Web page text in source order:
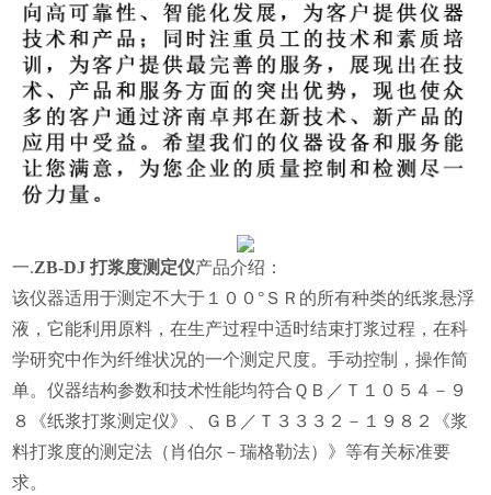
一.ZB-DJ 打浆度测定仪产品介绍：
该仪器适用于测定不大于１００ °ＳＲ的所有种类的纸浆悬浮
液，它能利用原料，在生产过程中适时结束打浆过程，在科
学研究中作为纤维状况的一个测定尺度。手动控制，操作简
单。仪器结构参数和技术性能均符合ＱＢ／Ｔ１０５４－９
８《纸浆打浆测定仪》、ＧＢ／Ｔ３３３２－１９８２《浆
料打浆度的测定法（肖伯尔－瑞格勒法）》等有关标准要
求。